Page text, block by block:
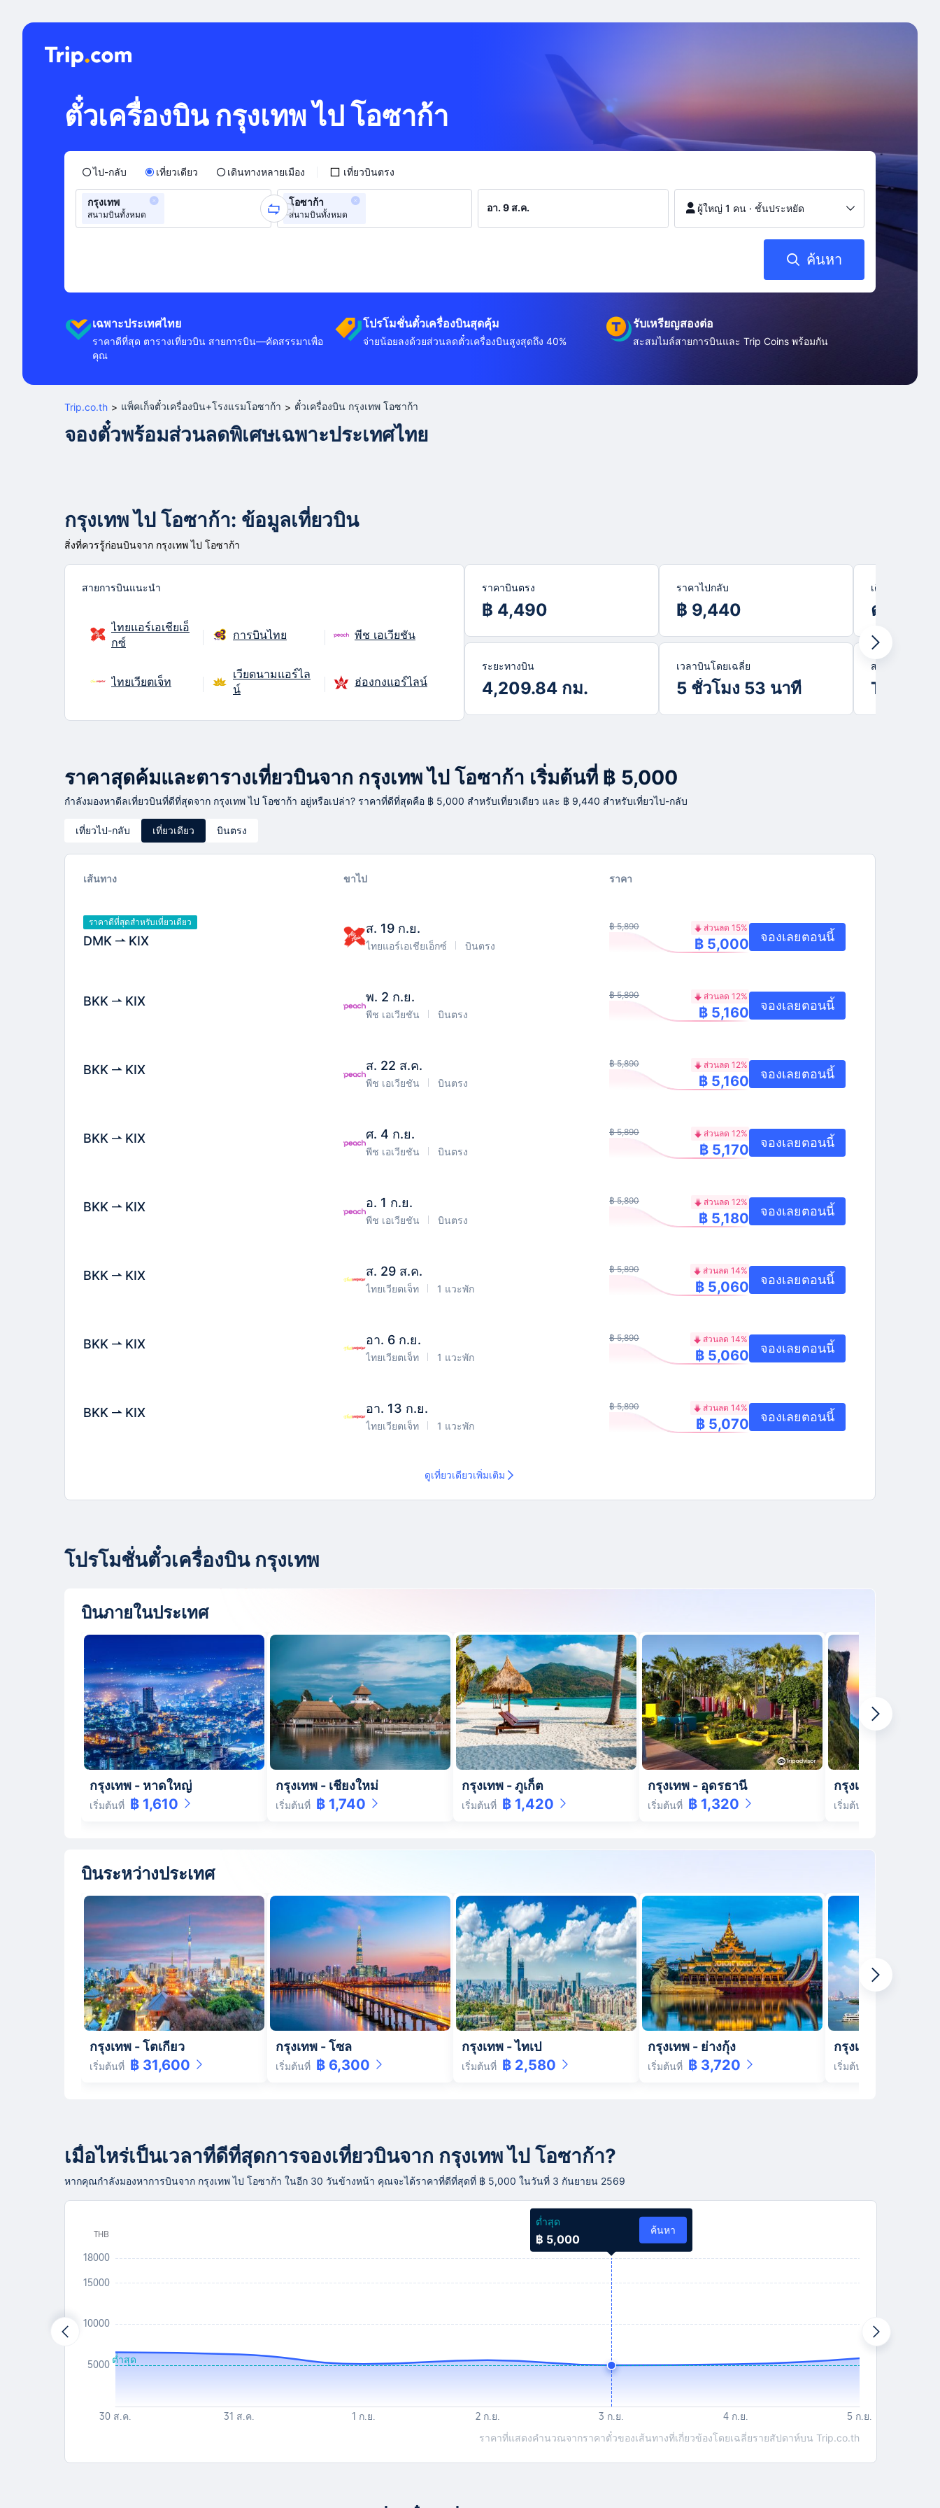
ตั๋วเครื่องบิน กรุงเทพ ไป โอซาก้า
ไป-กลับ เที่ยวเดียว เดินทางหลายเมือง เที่ยวบินตรง
กรุงเทพ
สนามบินทั้งหมด
โอซาก้า
สนามบินทั้งหมด
ผู้ใหญ่ 1 คน· ชั้นประหยัด
ค้นหา
เฉพาะประเทศไทย
ราคาดีที่สุด ตารางเที่ยวบิน สายการบิน—คัดสรรมาเพื่อ
คุณ
โปรโมชั่นตั๋วเครื่องบินสุดคุ้ม
จ่ายน้อยลงด้วยส่วนลดตั๋วเครื่องบินสูงสุดถึง 40%
รับเหรียญสองต่อ
สะสมไมล์สายการบินและ Trip Coins พร้อมกัน
Trip.co.th > แพ็คเก็จตั๋วเครื่องบิน+โรงแรมโอซาก้า > ตั๋วเครื่องบิน กรุงเทพ โอซาก้า
จองตั๋วพร้อมส่วนลดพิเศษเฉพาะประเทศไทย
กรุงเทพ ไป โอซาก้า: ข้อมูลเที่ยวบิน
สิ่งที่ควรรู้ก่อนบินจาก กรุงเทพ ไป โอซาก้า
สายการบินแนะนำ
ไทยแอร์เอเชียเอ็
กซ์
การบินไทย พีช เอเวียชัน
ไทยเวียตเจ็ท
เวียดนามแอร์ไล
น์
ฮ่องกงแอร์ไลน์
ราคาบินตรง
฿ 4,490
ราคาไปกลับ
฿ 9,440
เดือนที่ถูกที่สุด
ตุลาคม
ระยะทางบิน
4,209.84 กม.
เวลาบินโดยเฉลี่ย
5 ชั่วโมง 53 นาที
สายการบินยอด
Thai
ราคาสุดค้มและตารางเที่ยวบินจาก กรุงเทพ ไป โอซาก้า เริ่มต้นที่ ฿ 5,000
กำลังมองหาดีลเที่ยวบินที่ดีที่สุดจาก กรุงเทพ ไป โอซาก้า อยู่หรือเปล่า? ราคาที่ดีที่สุดคือ ฿ 5,000 สำหรับเที่ยวเดียว และ ฿ 9,440 สำหรับเที่ยวไป-กลับ
เที่ยวไป-กลับ เที่ยวเดียว บินตรง
เส้นทาง ขาไป ราคา
ราคาดีที่สุดสำหรับเที่ยวเดียว
DMK KIX
ส. 19 ก.ย.
ไทยแอร์เอเชียเอ็กซ์ บินตรง
฿ 5,890 ส่วนลด 15%
฿ 5,000 จองเลยตอนนี้
BKK KIX พ. 2 ก.ย.
พีช เอเวียชัน บินตรง
฿ 5,890 ส่วนลด 12%
฿ 5,160 จองเลยตอนนี้
BKK KIX ส. 22 ส.ค.
พีช เอเวียชัน บินตรง
฿ 5,890 ส่วนลด 12%
฿ 5,160 จองเลยตอนนี้
BKK KIX ศ. 4 ก.ย.
พีช เอเวียชัน บินตรง
฿ 5,890 ส่วนลด 12%
฿ 5,170 จองเลยตอนนี้
BKK KIX อ. 1 ก.ย.
พีช เอเวียชัน บินตรง
฿ 5,890 ส่วนลด 12%
฿ 5,180 จองเลยตอนนี้
BKK KIX ส. 29 ส.ค.
ไทยเวียตเจ็ท 1 แวะพัก
฿ 5,890 ส่วนลด 14%
฿ 5,060 จองเลยตอนนี้
BKK KIX อา. 6 ก.ย.
ไทยเวียตเจ็ท 1 แวะพัก
฿ 5,890 ส่วนลด 14%
฿ 5,060 จองเลยตอนนี้
BKK KIX อา. 13 ก.ย.
ไทยเวียตเจ็ท 1 แวะพัก
฿ 5,890 ส่วนลด 14%
฿ 5,070 จองเลยตอนนี้
ดูเที่ยวเดียวเพิ่มเติม
โปรโมชั่นตั๋วเครื่องบิน กรุงเทพ
บินภายในประเทศ
กรุงเทพ - หาดใหญ่
เริ่มต้นที่ ฿ 1,610
กรุงเทพ - เชียงใหม่
เริ่มต้นที่ ฿ 1,740
กรุงเทพ -ภูเก็ต
เริ่มต้นที่ ฿ 1,420
กรุงเทพ - อุดรธานี
เริ่มต้นที่ ฿ 1,320
กรุงเทพ
เริ่มต้นที่
บินระหว่างประเทศ
กรุงเทพ -โตเกียว
เริ่มต้นที่ ฿ 31,600
กรุงเทพ -โซล
เริ่มต้นที่ ฿ 6,300
กรุงเทพ -ไทเป
เริ่มต้นที่ ฿ 2,580
กรุงเทพ - ย่างกุ้ง
เริ่มต้นที่ ฿ 3,720
กรุงเทพ
เริ่มต้นที่
เมื่อไหร่เป็นเวลาที่ดีที่สุดการจองเที่ยวบินจาก กรุงเทพ ไป โอซาก้า?
หากคุณกำลังมองหาการบินจาก กรุงเทพ ไป โอซาก้า ในอีก 30 วันข้างหน้า คุณจะได้ราคาที่ดีที่สุดที่ ฿ 5,000 ในวันที่ 3 กันยายน 2569
ต่ำสุด
฿ 5,000
ค้นหา
ราคาที่แสดงคำนวณจากราคาตั๋วของเส้นทางที่เกี่ยวข้องโดยเฉลี่ยรายสัปดาห์บน Trip.co.th